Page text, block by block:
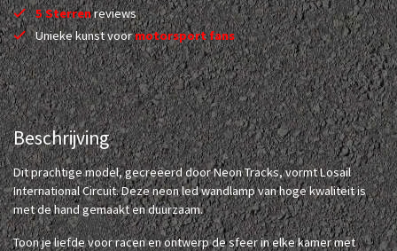
5 Sterrenreviews
Unieke kunst voormotorsport fans
Beschrijving
Dit prachtige model, gecreëerd door Neon Tracks, vormt Losail
International Circuit. Deze neon led wandlamp van hoge kwaliteit is
met de hand gemaakt en duurzaam.
Toon je liefde voor racen en ontwerp de sfeer in elke kamer met